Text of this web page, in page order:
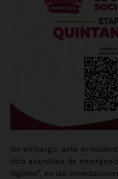
Sin embargo, ante el
otra asamblea de
Bigotes”, en las